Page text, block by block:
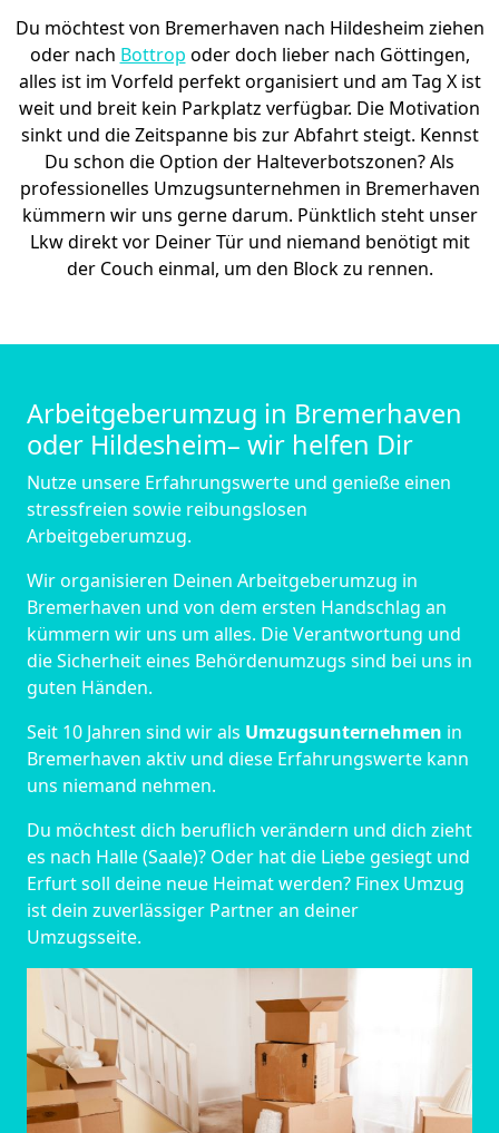
Du möchtest von Bremer­haven nach Hildesheim ziehen
oder nach Bottrop oder doch lieber nach Göttingen,
alles ist im Vorfeld perfekt organisiert und am Tag X ist
weit und breit kein Parkplatz verfügbar. Die Motivation
sinkt und die Zeitspanne bis zur Abfahrt steigt. Kennst
Du schon die Option der Halteverbotszonen? Als
professionelles Umzugsunternehmen in Bremer­haven
kümmern wir uns gerne darum. Pünktlich steht unser
Lkw direkt vor Deiner Tür und niemand benötigt mit
der Couch einmal, um den Block zu rennen.
Arbeitgeberumzug in Bremer­haven
oder Hildesheim– wir helfen Dir
Nutze unsere Erfahrungswerte und genieße einen
stressfreien sowie reibungslosen
Arbeitgeberumzug.
Wir organisieren Deinen Arbeitgeberumzug in
Bremer­haven und von dem ersten Handschlag an
kümmern wir uns um alles. Die Verantwortung und
die Sicherheit eines Behördenumzugs sind bei uns in
guten Händen.
Seit 10 Jahren sind wir als Umzugsunternehmen in
Bremer­haven aktiv und diese Erfahrungswerte kann
uns niemand nehmen.
Du möchtest dich beruflich verändern und dich zieht
es nach Halle (Saale)? Oder hat die Liebe gesiegt und
Erfurt soll deine neue Heimat werden? Finex Umzug
ist dein zuverlässiger Partner an deiner
Umzugsseite.